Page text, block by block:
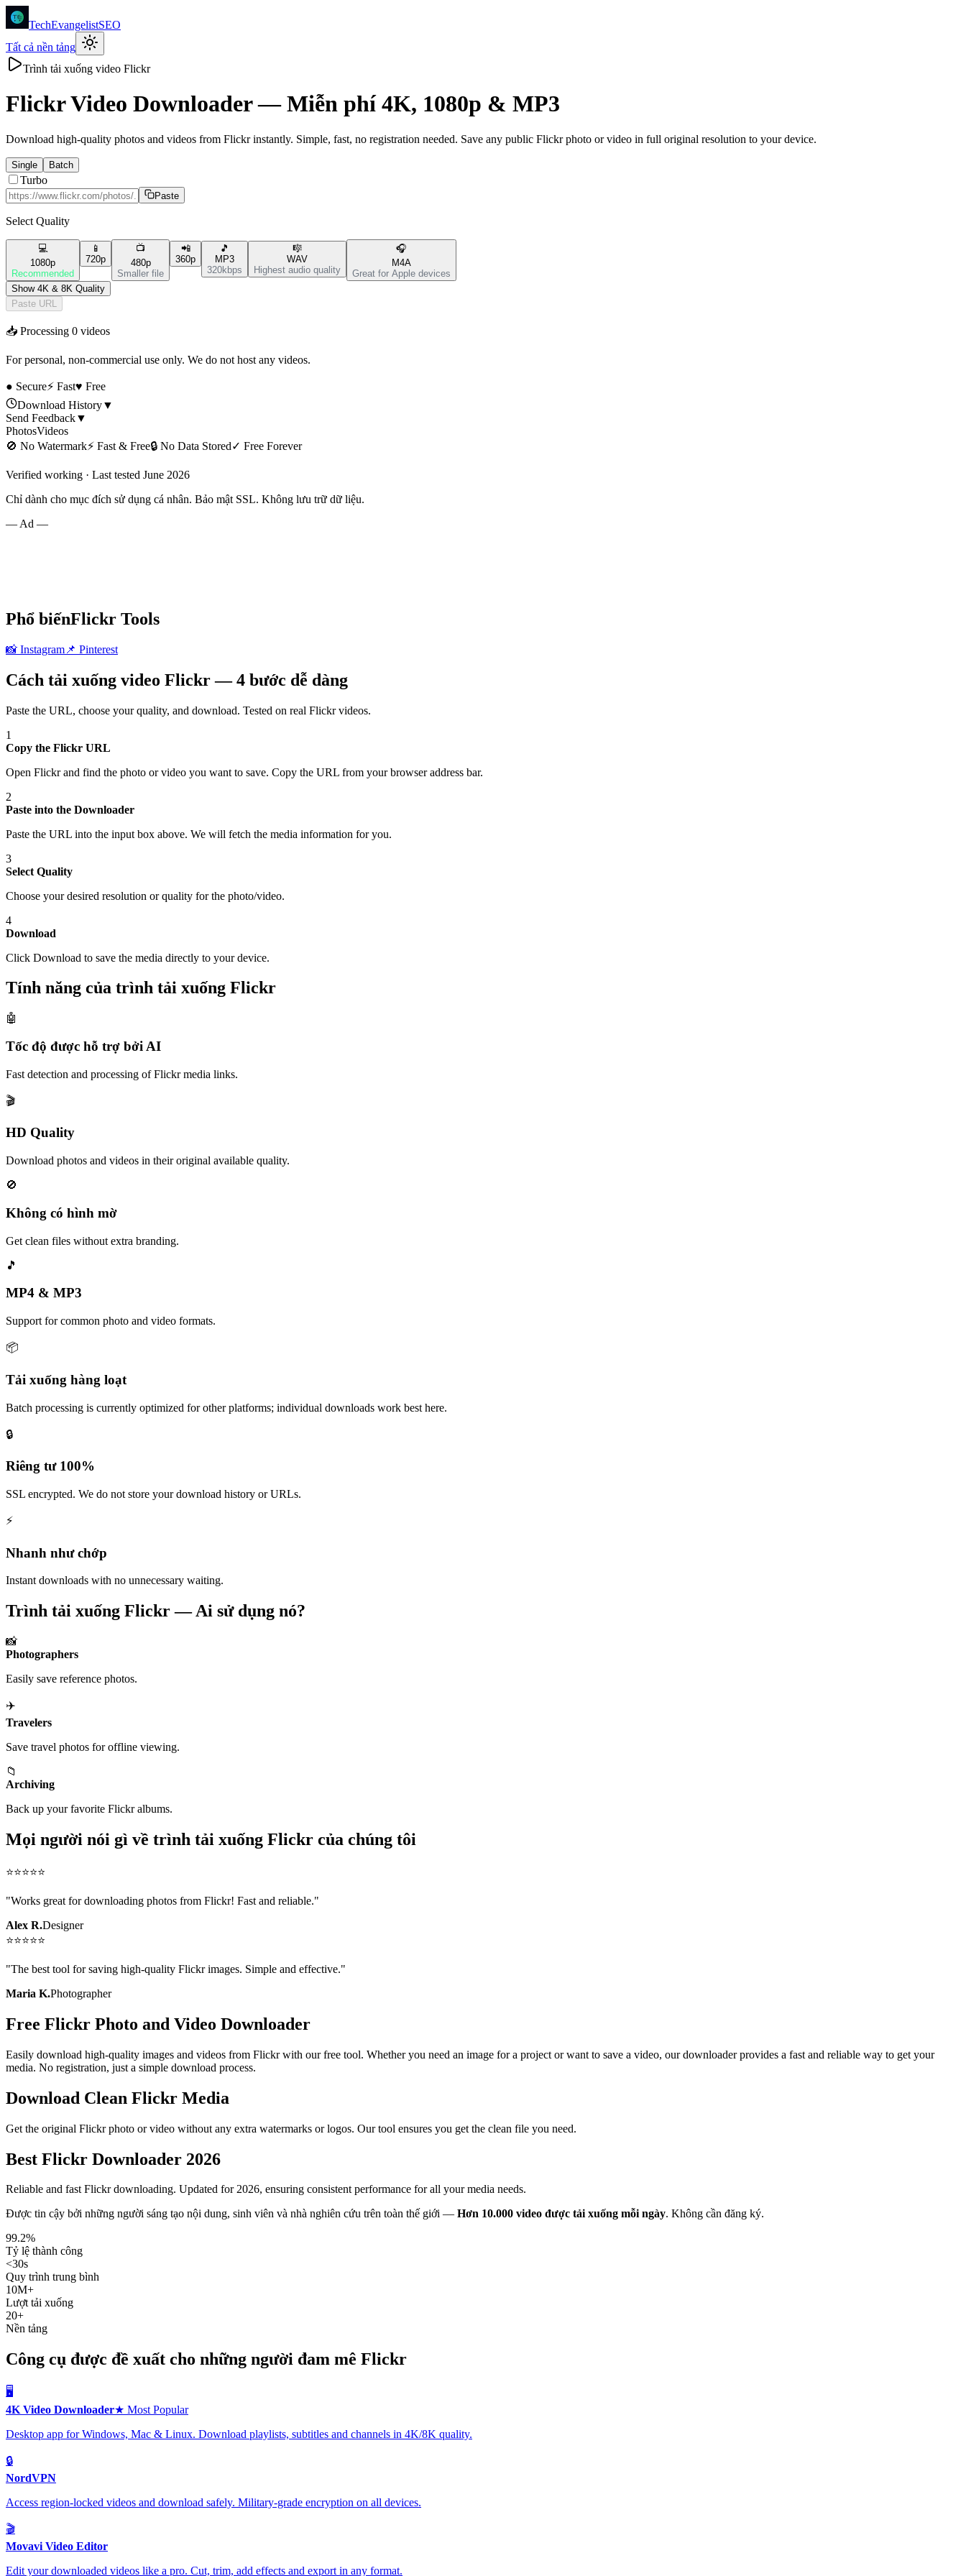
TechEvangelistSEO
Tất cả nền tảng
Trình tải xuống video Flickr
FlickrVideo Downloader — Miễn phí 4K, 1080p & MP3
Download high-quality photos and videos from Flickr instantly. Simple, fast, no registration needed. Save any public Flickr photo or video in full original resolution to your device.
Single Batch
Turbo
Paste
Select Quality
💻
1080p
Recommended
📱
720p
📺
480p
Smaller file
📲
360p
🎵
MP3
320kbps
🎼
WAV
Highest audio quality
🎧
M4A
Great for Apple devices
Show 4K & 8K Quality
Paste URL
📥 Processing 0 videos
For personal, non-commercial use only. We do not host any videos.
● Secure⚡ Fast♥ Free
Download History▼
Send Feedback▼
PhotosVideos
🚫 No Watermark⚡ Fast & Free🔒 No Data Stored✓ Free Forever
Verified working · Last tested June 2026
Chỉ dành cho mục đích sử dụng cá nhân. Bảo mật SSL. Không lưu trữ dữ liệu.
— Ad —
Phổ biếnFlickr Tools
📸 Instagram 📌 Pinterest
Cách tải xuống video Flickr — 4 bước dễ dàng
Paste the URL, choose your quality, and download. Tested on real Flickrvideos.
1
Copy the Flickr URL
Open Flickr and find the photo or video you want to save. Copy the URL from your browser address bar.
2
Paste into the Downloader
Paste the URL into the input box above. We will fetch the media information for you.
3
Select Quality
Choose your desired resolution or quality for the photo/video.
4
Download
Click Download to save the media directly to your device.
Tính năng của trình tải xuống Flickr
🤖
Tốc độ được hỗ trợ bởi AI
Fast detection and processing of Flickr media links.
🎬
HD Quality
Download photos and videos in their original available quality.
🚫
Không có hình mờ
Get clean files without extra branding.
🎵
MP4 & MP3
Support for common photo and video formats.
📦
Tải xuống hàng loạt
Batch processing is currently optimized for other platforms; individual downloads work best here.
🔒
Riêng tư 100%
SSL encrypted. We do not store your download history or URLs.
⚡
Nhanh như chớp
Instant downloads with no unnecessary waiting.
Trình tải xuống Flickr — Ai sử dụng nó?
📸
Photographers
Easily save reference photos.
✈️
Travelers
Save travel photos for offline viewing.
📁
Archiving
Back up your favorite Flickr albums.
Mọi người nói gì về trình tải xuống Flickr của chúng tôi
⭐⭐⭐⭐⭐
"Works great for downloading photos from Flickr! Fast and reliable."
Alex R.Designer
⭐⭐⭐⭐⭐
"The best tool for saving high-quality Flickr images. Simple and effective."
Maria K.Photographer
Free Flickr Photo and Video Downloader
Easily download high-quality images and videos from Flickr with our free tool. Whether you need an image for a project or want to save a video, our downloader provides a fast and reliable way to get your
media. No registration, just a simple download process.
Download Clean Flickr Media
Get the original Flickr photo or video without any extra watermarks or logos. Our tool ensures you get the clean file you need.
Best Flickr Downloader 2026
Reliable and fast Flickr downloading. Updated for 2026, ensuring consistent performance for all your media needs.
Được tin cậy bởi những người sáng tạo nội dung, sinh viên và nhà nghiên cứu trên toàn thế giới — Hơn 10.000 video được tải xuống mỗi ngày. Không cần đăng ký.
99.2%
Tỷ lệ thành công
<30s
Quy trình trung bình
10M+
Lượt tải xuống
20+
Nền tảng
Công cụ được đề xuất cho những người đam mê Flickr
🖥️
4K Video Downloader★ Most Popular
Desktop app for Windows, Mac & Linux. Download playlists, subtitles and channels in 4K/8K quality.
🔒
NordVPN
Access region-locked videos and download safely. Military-grade encryption on all devices.
🎬
Movavi Video Editor
Edit your downloaded videos like a pro. Cut, trim, add effects and export in any format.